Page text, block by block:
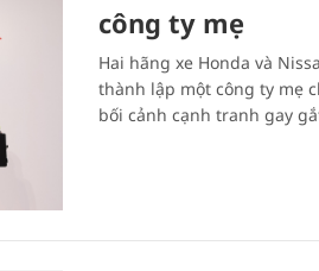
công ty mẹ
Hai hãng xe Honda và
thành lập một công ty mẹ
bối cảnh cạnh tranh gay